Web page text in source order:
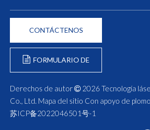
CONTÁCTENOS
FORMULARIO DE
Derechos de autor  2026 Tecnología
Co., Ltd. Mapa del sitio Con apoyo de plomo
苏ICP备2022046501号-1